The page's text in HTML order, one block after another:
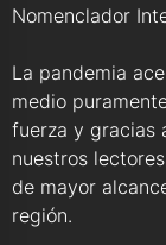
Nomenclador
La pandemia
medio
fuerza y gracias
nuestros
de mayor
región.